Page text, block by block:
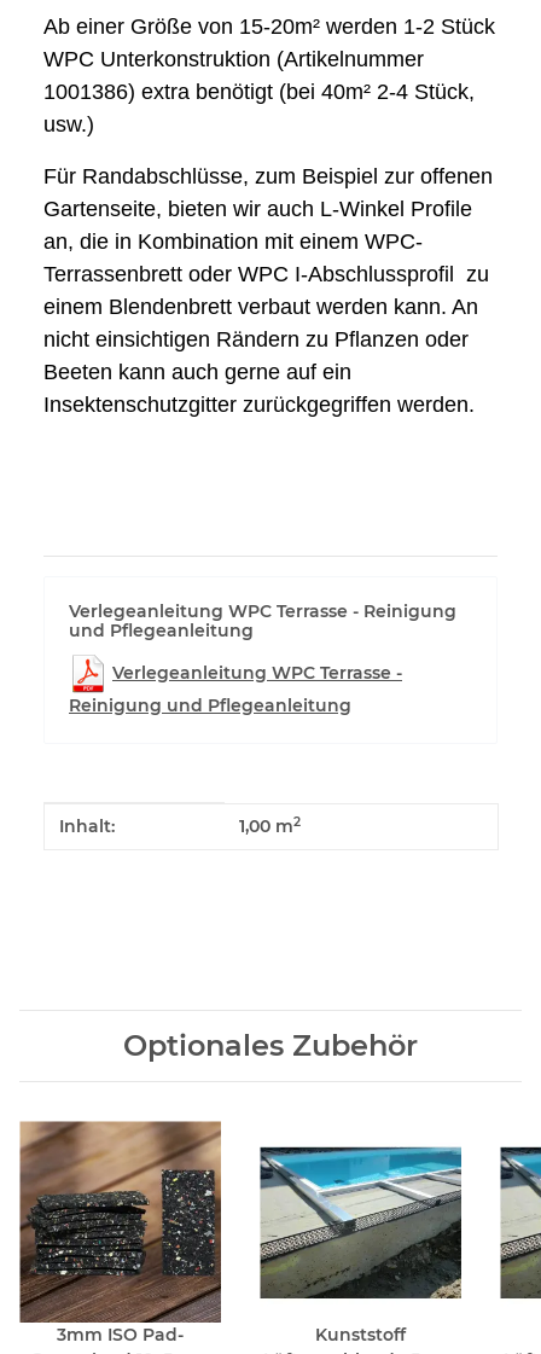
Ab einer Größe von 15-20m² werden 1-2 Stück
WPC Unterkonstruktion (Artikelnummer
1001386) extra benötigt (bei 40m² 2-4 Stück,
usw.)
Für Randabschlüsse, zum Beispiel zur offenen
Gartenseite, bieten wir auch L-Winkel Profile
an, die in Kombination mit einem WPC-
Terrassenbrett oder WPC I-Abschlussprofil zu
einem Blendenbrett verbaut werden kann. An
nicht einsichtigen Rändern zu Pflanzen oder
Beeten kann auch gerne auf ein
Insektenschutzgitter zurückgegriffen werden.
Verlegeanleitung WPC Terrasse - Reinigung
und Pflegeanleitung
Verlegeanleitung WPC Terrasse -
Reinigung und Pflegeanleitung
Produkteigenschaft
Wert
Inhalt: 1,00 m2
Optionales Zubehör
3mm ISO Pad-
Kunststoff